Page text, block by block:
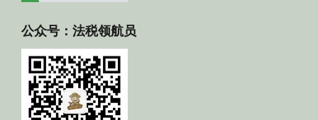
公众号：法税领航员